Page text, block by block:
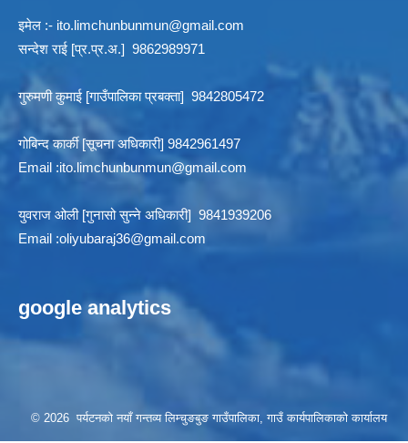
इमेल :- ito.limchunbunmun@gmail.com
सन्देश राई [प्र.प्र.अ.] 9862989971
गुरुमणी कुमाई [गाउँपालिका प्रबक्ता] 9842805472
गोबिन्द कार्की [सूचना अधिकारी] 9842961497
Email :ito.limchunbunmun@gmail.com
युवराज ओली [गुनासो सुन्ने अधिकारी] 9841939206
Email :oliyubaraj36@gmail.com
google analytics
© 2026 पर्यटनको नयाँ गन्तव्य लिम्चुङबुङ गाउँपालिका, गाउँ कार्यपालिकाको कार्यालय